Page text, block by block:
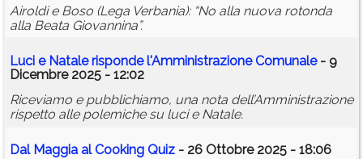
Airoldi e Boso (Lega Verbania): “No alla nuova rotonda
alla Beata Giovannina”.
Luci e Natale risponde l'Amministrazione Comunale- 9
Dicembre 2025 - 12:02
Riceviamo e pubblichiamo, una nota dell’Amministrazione
rispetto alle polemiche su luci e Natale.
Dal Maggia al Cooking Quiz - 26 Ottobre 2025 - 18:06